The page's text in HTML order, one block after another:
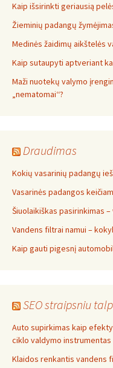
Kaip išsirinkti geriausią
Žieminių padangų
Medinės žaidimų aikštelės
Kaip sutaupyti aptveriant
Maži nuotekų valymo
„nematomai‘‘?
Draudimas
Kokių vasarinių padangų
Vasarinės padangos
Šiuolaikiškas pasirinkimas
Vandens filtrai namui –
Kaip gauti pigesnį
SEO straipsniu
Auto supirkimas kaip
ciklo valdymo instrumentas
Klaidos renkantis vandens